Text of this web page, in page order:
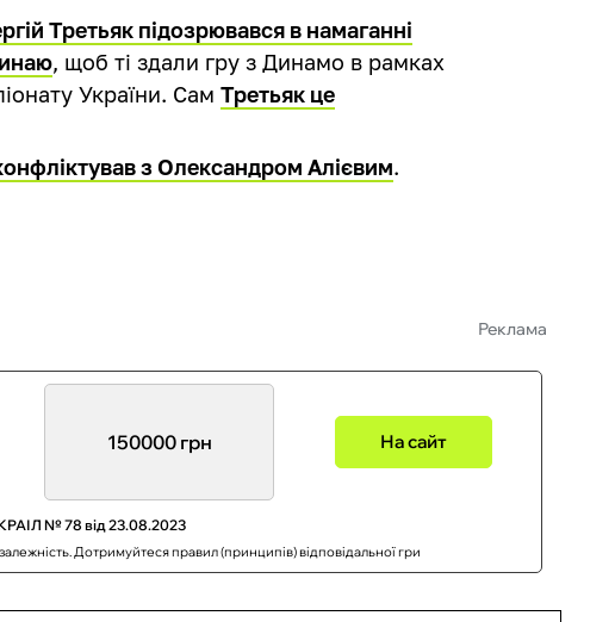
Третьяк підозрювався в намаганні
, щоб ті здали гру з Динамо в рамках
України. СамТретьяк це
з Олександром Алієвим.
Реклама
150000 грн На сайт
КРАІЛ № 78 від 23.08.2023
Дотримуйтеся правил (принципів) відповідальної гри